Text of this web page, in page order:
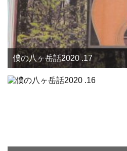
僕の八ヶ岳話2020 .17